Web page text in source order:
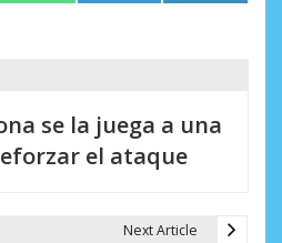
se la juega a una
el ataque
Next Article